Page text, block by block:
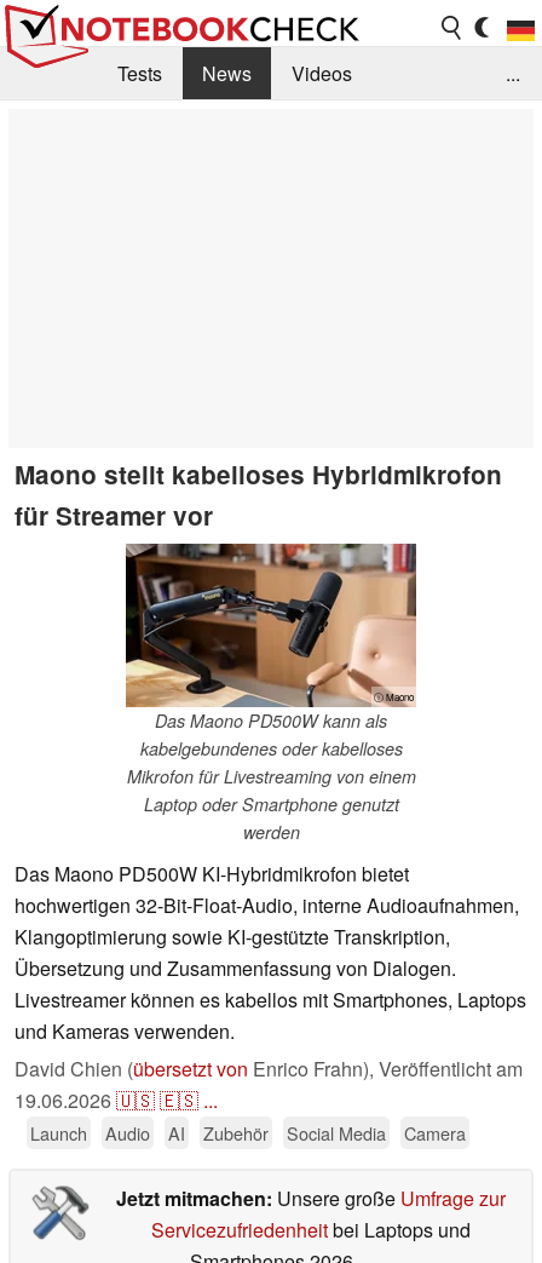
Tests News
Videos
...
Maono stellt kabelloses Hybridmikrofon
für Streamer vor
ⓘ Maono
Das Maono PD500W kann als
kabelgebundenes oder kabelloses
Mikrofon für Livestreaming von einem
Laptop oder Smartphone genutzt
werden
Das Maono PD500W KI-Hybridmikrofon bietet
hochwertigen 32-Bit-Float-Audio, interne Audioaufnahmen,
Klangoptimierung sowie KI-gestützte Transkription,
Übersetzung und Zusammenfassung von Dialogen.
Livestreamer können es kabellos mit Smartphones, Laptops
und Kameras verwenden.
David Chien (übersetzt von Enrico Frahn), Veröffentlicht am
19.06.2026🇺🇸🇪🇸 ...
Launch Audio AI Zubehör Social Media Camera
Jetzt mitmachen: Unsere große Umfrage zur
Servicezufriedenheitbei Laptops und